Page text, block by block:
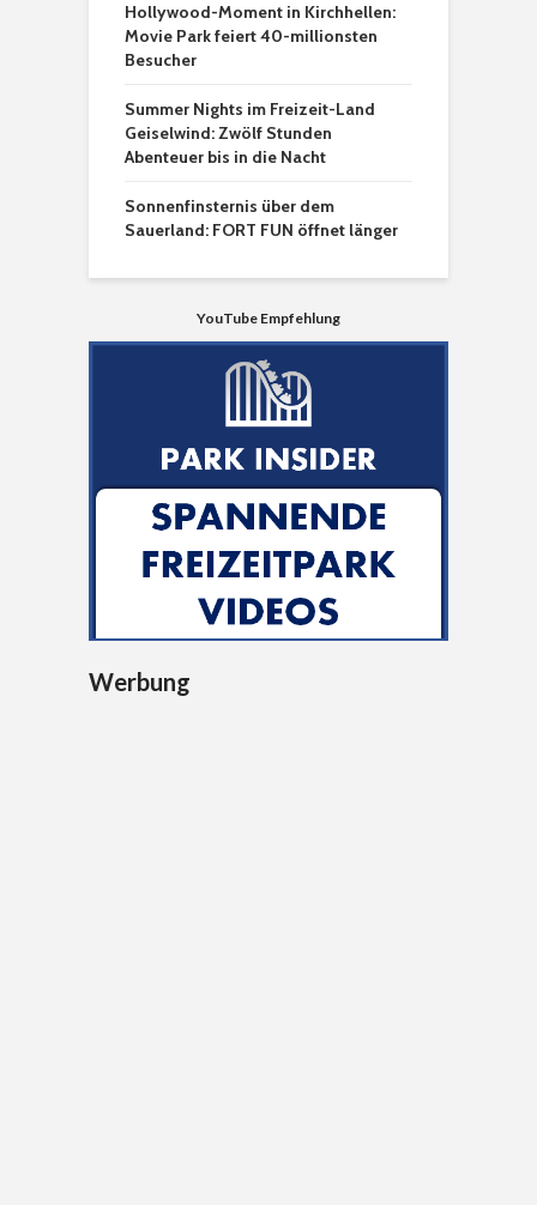
Hollywood-Moment in Kirchhellen:
Movie Park feiert 40-millionsten
Besucher
Summer Nights im Freizeit-Land
Geiselwind: Zwölf Stunden
Abenteuer bis in die Nacht
Sonnenfinsternis über dem
Sauerland: FORT FUN öffnet länger
YouTube Empfehlung
Werbung